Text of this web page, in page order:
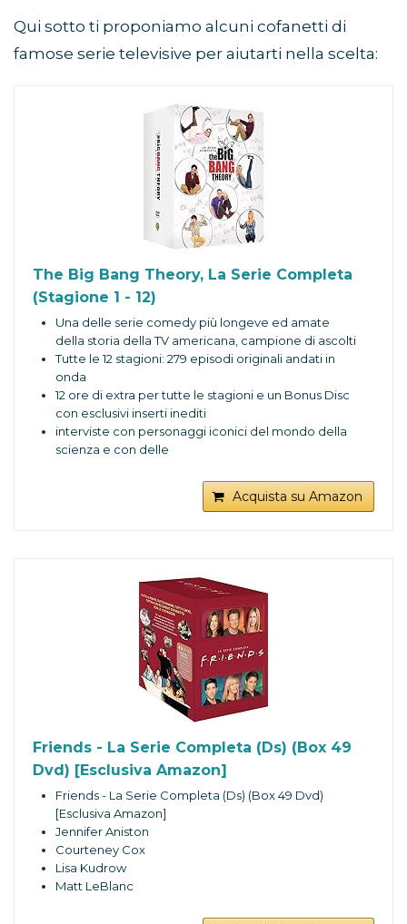
Qui sotto ti proponiamo alcuni cofanetti di
famose serie televisive per aiutarti nella scelta:
The Big Bang Theory, La Serie Completa
(Stagione 1 - 12)
Una delle serie comedy più longeve ed amate
della storia della TV americana, campione di ascolti
Tutte le 12 stagioni: 279 episodi originali andati in
onda
12 ore di extra per tutte le stagioni e un Bonus Disc
con esclusivi inserti inediti
interviste con personaggi iconici del mondo della
scienza e con delle
Acquista su Amazon
Friends - La Serie Completa (Ds) (Box 49
Dvd) [Esclusiva Amazon]
Friends - La Serie Completa (Ds) (Box 49 Dvd)
[Esclusiva Amazon]
Jennifer Aniston
Courteney Cox
Lisa Kudrow
Matt LeBlanc